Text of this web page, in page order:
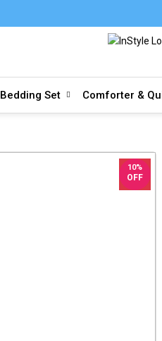
Bedding Set Comforter &
10%
OFF